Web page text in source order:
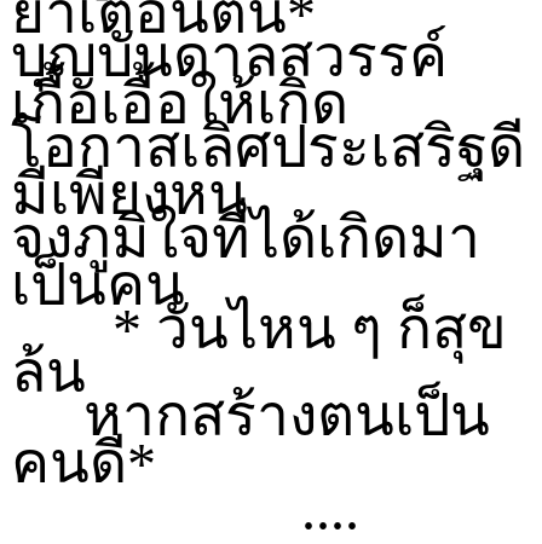
บุญบันดาลสวรรค์
เกื้อเอื้อให้เกิด
โอกาสเลิศประเสริฐดี
มีเพียงหน
จงภูมิใจที่ได้เกิดมา
เป็นคน
* วันไหน ๆ ก็สุข
ล้น
หากสร้างตนเป็น
คนดี*
....